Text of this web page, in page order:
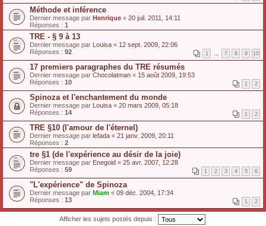
Méthode et inférence
Dernier message par Henrique « 20 juil. 2011, 14:11
Réponses : 1
TRE - § 9 à 13
Dernier message par Louisa « 12 sept. 2009, 22:06
Réponses : 92 1 … 7 8 9 10
17 premiers paragraphes du TRE résumés
Dernier message par Chocolatman « 15 août 2009, 19:53
Réponses : 10 1 2
Spinoza et l'enchantement du monde
Dernier message par Louisa « 20 mars 2009, 05:18
Réponses : 14 1 2
TRE §10 (l'amour de l'éternel)
Dernier message par lefada « 21 janv. 2009, 20:11
Réponses : 2
tre §1 (de l'expérience au désir de la joie)
Dernier message par Enegoid « 25 avr. 2007, 12:28
Réponses : 59 1 2 3 4 5 6
"L'expérience" de Spinoza
Dernier message par Miam « 09 déc. 2004, 17:34
Réponses : 13 1 2
Afficher les sujets postés depuis :